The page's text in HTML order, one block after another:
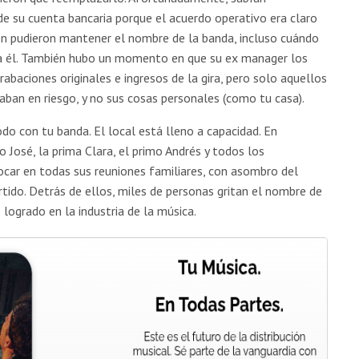
su cuenta bancaria porque el acuerdo operativo era claro
pudieron mantener el nombre de la banda, incluso cuándo
También hubo un momento en que su ex manager los
originales e ingresos de la gira, pero solo aquellos
en riesgo, y no sus cosas personales (como tu casa).
con tu banda. El local está lleno a capacidad. En
la prima Clara, el primo Andrés y todos los
en todas sus reuniones familiares, con asombro del
Detrás de ellos, miles de personas gritan el nombre de
en la industria de la música.